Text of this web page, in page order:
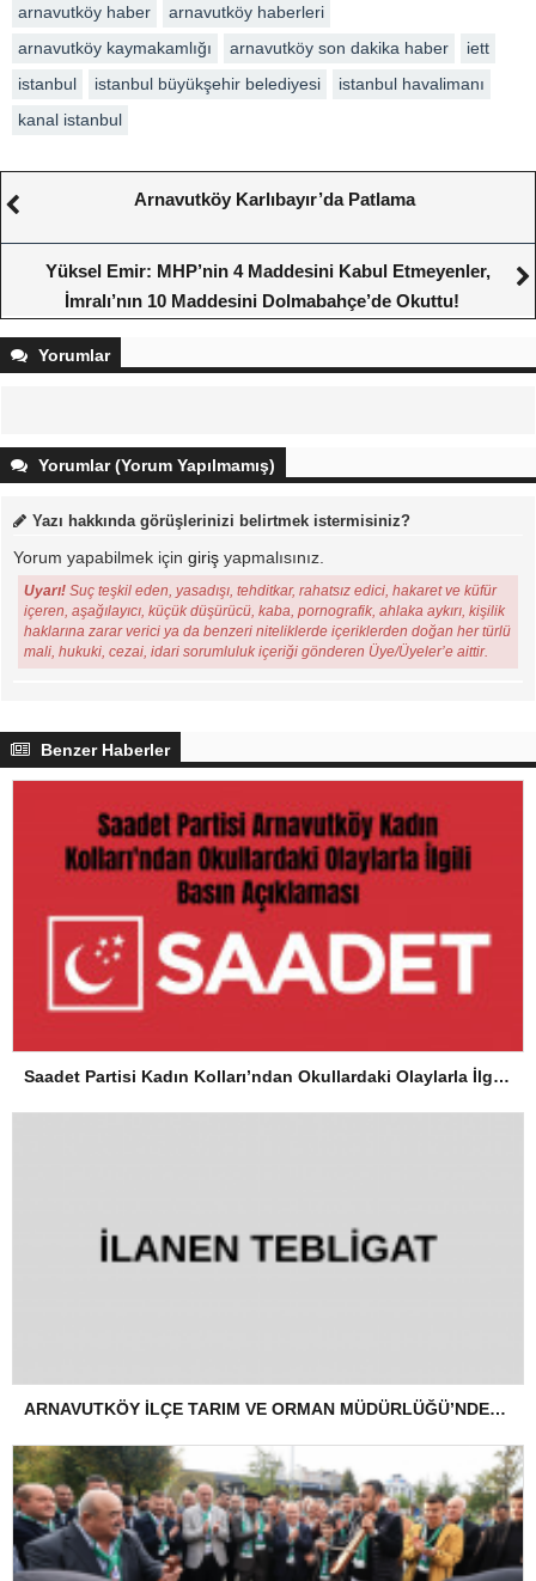
arnavutköy haber
arnavutköy haberleri
arnavutköy kaymakamlığı
arnavutköy son dakika haber
iett
istanbul
istanbul büyükşehir belediyesi
istanbul havalimanı
kanal istanbul
Arnavutköy Karlıbayır’da Patlama
Yüksel Emir: MHP’nin 4 Maddesini Kabul Etmeyenler,
İmralı’nın 10 Maddesini Dolmabahçe’de Okuttu!
Yorumlar
Yorumlar (Yorum Yapılmamış)
Yazı hakkında görüşlerinizi belirtmek istermisiniz?
Yorum yapabilmek için giriş yapmalısınız.
Uyarı! Suç teşkil eden, yasadışı, tehditkar, rahatsız edici, hakaret ve küfür
içeren, aşağılayıcı, küçük düşürücü, kaba, pornografik, ahlaka aykırı, kişilik
haklarına zarar verici ya da benzeri niteliklerde içeriklerden doğan her türlü
mali, hukuki, cezai, idari sorumluluk içeriği gönderen Üye/Üyeler’e aittir.
Benzer Haberler
Saadet Partisi Kadın Kolları’ndan Okullardaki Olaylarla İlgili Basın Açıklaması
ARNAVUTKÖY İLÇE TARIM VE ORMAN MÜDÜRLÜĞÜ’NDEN İLANEN TEBLİGAT